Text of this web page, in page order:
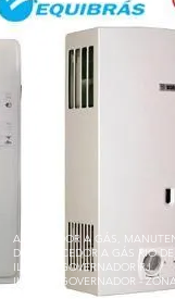
AQUECEDOR A GÁS,
DE AQUECEDOR A GÁS RIO
ILHA DO GOVERNADOR RJ
ILHA DO GOVERNADOR -